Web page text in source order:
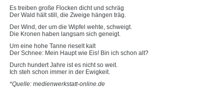
Es treiben große Flocken dicht und schräg
Der Wald hält still, die Zweige hängen träg.
Der Wind, der um die Wipfel wehte, schweigt.
Die Kronen haben langsam sich geneigt.
Um eine hohe Tanne rieselt kalt
Der Schnee: Mein Haupt wie Eis! Bin ich schon alt?
Durch hundert Jahre ist es nicht so weit.
Ich steh schon immer in der Ewigkeit.
*Quelle: medienwerkstatt-online.de